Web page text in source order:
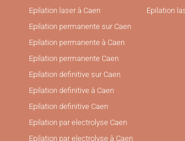
Epilation laser à Caen
Epilation
Epilation permanente sur Caen
Epilation permanente à Caen
Epilation permanente Caen
Epilation definitive sur Caen
Epilation definitive à Caen
Epilation definitive Caen
Epilation par electrolyse Caen
Epilation par electrolyse à Caen